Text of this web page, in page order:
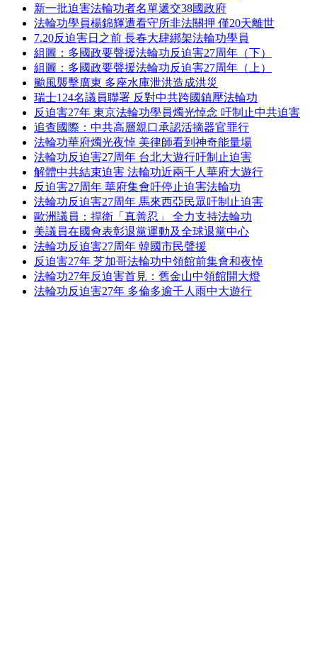
新一批迫害法輪功者名單遞交38國政府
法輪功學員楊錦輝遭看守所非法關押 僅20天離世
7.20反迫害日之前 長春大肆綁架法輪功學員
組圖：多國政要聲援法輪功反迫害27周年（下）
組圖：多國政要聲援法輪功反迫害27周年（上）
颱風襲擊廣東 多座水庫泄洪造成洪災
瑞士124名議員聯署 反對中共跨國鎮壓法輪功
反迫害27年 東京法輪功學員燭光悼念 吁制止中共迫害
追查國際：中共高層親口承認活摘器官罪行
法輪功華府燭光夜悼 美律師看到神奇能量場
法輪功反迫害27周年 台北大遊行吁制止迫害
解體中共結束迫害 法輪功近兩千人華府大遊行
反迫害27周年 華府集會吁停止迫害法輪功
法輪功反迫害27周年 馬來西亞民眾吁制止迫害
歐洲議員：捍衛「真善忍」 全力支持法輪功
美議員在國會表彰退黨運動及全球退黨中心
法輪功反迫害27周年 韓國市民聲援
反迫害27年 芝加哥法輪功中領館前集會和夜悼
法輪功27年反迫害首見：舊金山中領館開大燈
法輪功反迫害27年 多倫多逾千人雨中大遊行